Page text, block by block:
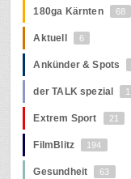
180ga Kärnten 68
Aktuell 6
Ankünder & Spots
der TALK spezial 1
Extrem Sport 21
FilmBlitz 194
Gesundheit 63